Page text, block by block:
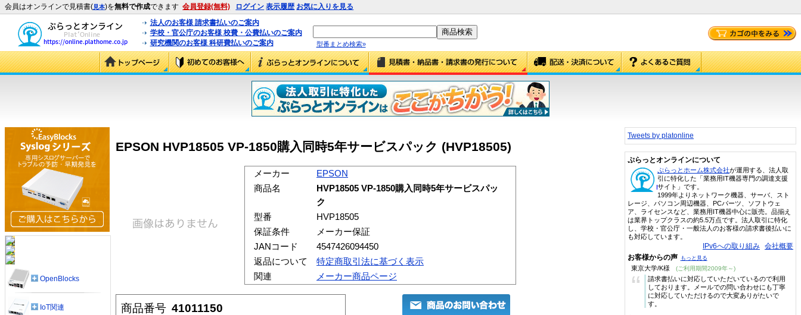
会員はオンラインで見積書(見本)を無料で作成できます 会員登録(無料) ログイン 表示履歴 お気に入りを見る
法人のお客様 請求書払いのご案内
学校・官公庁のお客様 校費・公費払いのご案内
研究機関のお客様 科研費払いのご案内
型番まとめ検索»
EPSON HVP18505 VP-1850購入同時5年サービスパック (HVP18505)
メーカー
EPSON
商品名
HVP18505 VP-1850購入同時5年サービスパッ
ク
型番
HVP18505
保証条件
メーカー保証
JANコード
4547426094450
返品について
特定商取引法に基づく表示
関連
メーカー商品ページ
商品番号 41011150
OpenBlocks
IoT関連
Tweets by platonline
ぷらっとオンラインについて
ぷらっとホーム株式会社が運用する、法人取
引に特化した「業務用IT機器専門の調達支援
サイト」です。
1999年よりネットワーク機器、サーバ、スト
レージ、パソコン周辺機器、PCパーツ、ソフトウェ
ア、ライセンスなど、業務用IT機器中心に販売。品揃え
は業界トップクラスの約5.5万点です。法人取引に特化
し、学校・官公庁・一般法人のお客様の請求書後払いに
も対応しています。
IPv6への取り組み 会社概要
お客様からの声 もっと見る
東京大学/K様 (ご利用期間2009年～)
“
請求書払いに対応していただいているので利用
しております。メールでの問い合わせにも丁寧
に対応していただけるので大変ありがたいで
す。